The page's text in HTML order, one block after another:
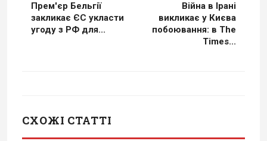
Прем'єр Бельгії
закликає ЄС укласти
угоду з РФ для...
Війна в Ірані
викликає у Києва
побоювання: в The
Times...
СХОЖІ СТАТТІ